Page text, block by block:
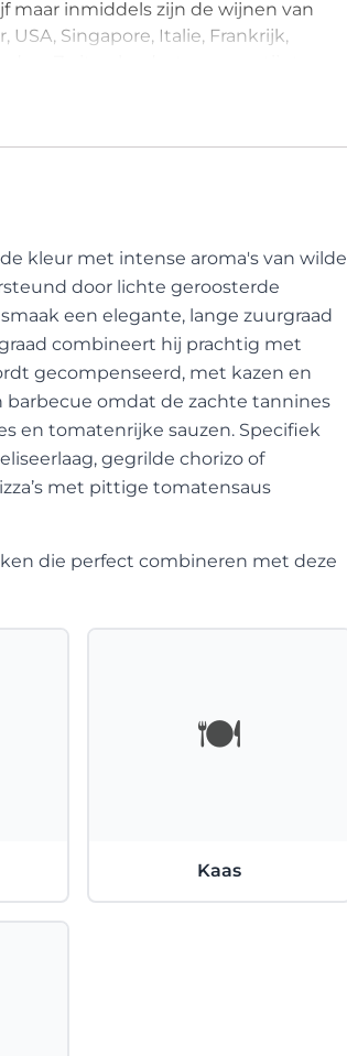
produceren in de
met de twee druiven
thuisland, Tierra de Murcia.
Blanc. De visie van Casa Rojo
maar inmiddels zijn de
waaronder, USA, Singapore,
Australië, Zweden,
Niet vreemd want de kwaliteit
zijn ronduit uniek.
maar inmiddels zijn de wijnen van
Singapore, Italie, Frankrijk,
wijnen, de verhalen achter de
kleur met intense aroma's van wilde
door lichte geroosterde
een elegante, lange zuurgraad
combineert hij prachtig met
gecompenseerd, met kazen en
omdat de zachte tannines
en tomatenrijke sauzen. Specifiek
gegrilde chorizo of
met pittige tomatensaus
die perfect combineren met deze
🍽️
Kaas